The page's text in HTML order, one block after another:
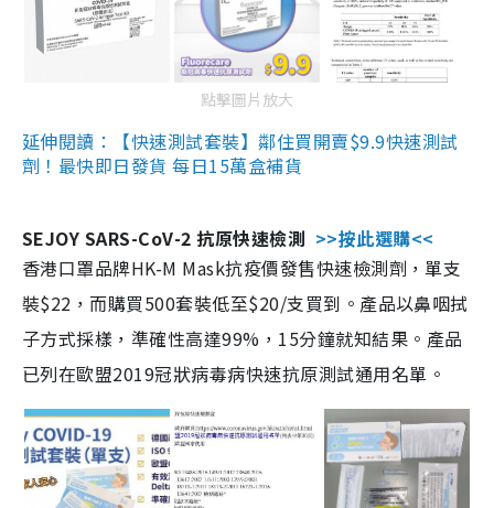
點擊圖片放大
延伸閱讀：【快速測試套裝】鄰住買開賣$9.9快速測試
劑！最快即日發貨 每日15萬盒補貨
SEJOY SARS-CoV-2 抗原快速檢測 >>按此選購<<
香港口罩品牌HK-M Mask抗疫價發售快速檢測劑，單支
裝$22，而購買500套裝低至$20/支買到。產品以鼻咽拭
子方式採樣，準確性高達99%，15分鐘就知結果。產品
已列在歐盟2019冠狀病毒病快速抗原測試通用名單。